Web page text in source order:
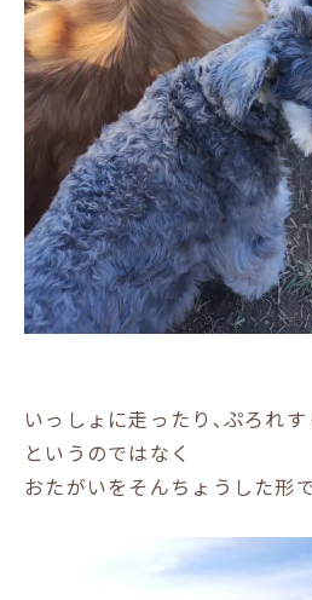
いっしょに走ったり､ぷろれす
というのではなく
おたがいをそんちょうした形